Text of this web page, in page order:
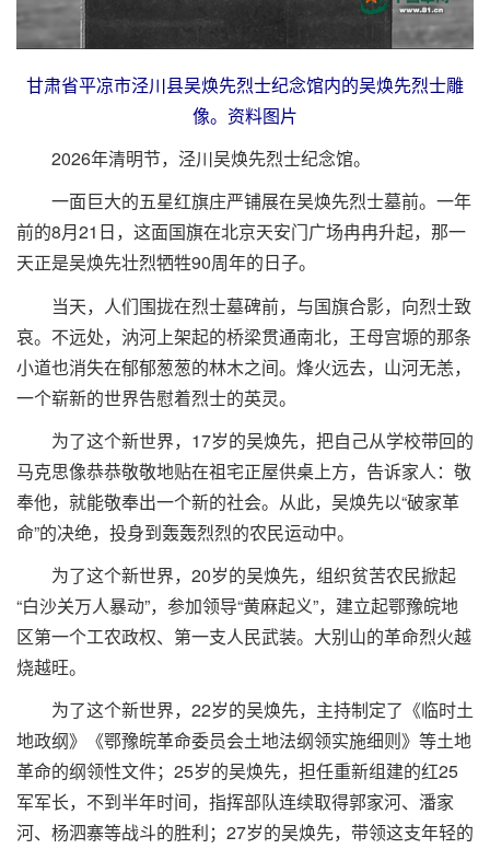
甘肃省平凉市泾川县吴焕先烈士纪念馆内的吴焕先烈士雕
像。资料图片
2026年清明节，泾川吴焕先烈士纪念馆。
一面巨大的五星红旗庄严铺展在吴焕先烈士墓前。一年
前的8月21日，这面国旗在北京天安门广场冉冉升起，那一
天正是吴焕先壮烈牺牲90周年的日子。
当天，人们围拢在烈士墓碑前，与国旗合影，向烈士致
哀。不远处，汭河上架起的桥梁贯通南北，王母宫塬的那条
小道也消失在郁郁葱葱的林木之间。烽火远去，山河无恙，
一个崭新的世界告慰着烈士的英灵。
为了这个新世界，17岁的吴焕先，把自己从学校带回的
马克思像恭恭敬敬地贴在祖宅正屋供桌上方，告诉家人：敬
奉他，就能敬奉出一个新的社会。从此，吴焕先以“破家革
命”的决绝，投身到轰轰烈烈的农民运动中。
为了这个新世界，20岁的吴焕先，组织贫苦农民掀起
“白沙关万人暴动”，参加领导“黄麻起义”，建立起鄂豫皖地
区第一个工农政权、第一支人民武装。大别山的革命烈火越
烧越旺。
为了这个新世界，22岁的吴焕先，主持制定了《临时土
地政纲》《鄂豫皖革命委员会土地法纲领实施细则》等土地
革命的纲领性文件；25岁的吴焕先，担任重新组建的红25
军军长，不到半年时间，指挥部队连续取得郭家河、潘家
河、杨泗寨等战斗的胜利；27岁的吴焕先，带领这支年轻的